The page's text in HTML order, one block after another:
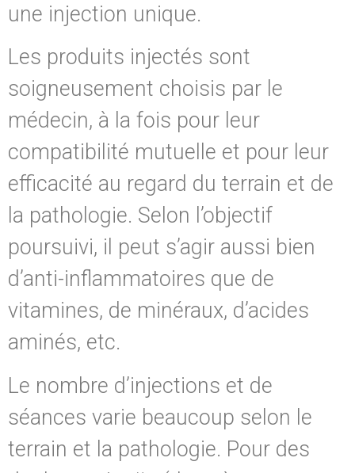
une injection unique.
Les produits injectés sont
soigneusement choisis par le
médecin, à la fois pour leur
compatibilité mutuelle et pour leur
efficacité au regard du terrain et de
la pathologie. Selon l’objectif
poursuivi, il peut s’agir aussi bien
d’anti-inflammatoires que de
vitamines, de minéraux, d’acides
aminés, etc.
Le nombre d’injections et de
séances varie beaucoup selon le
terrain et la pathologie. Pour des